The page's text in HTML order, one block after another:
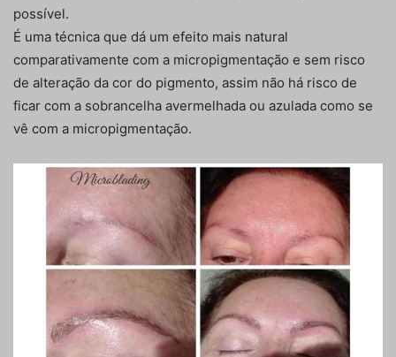
possível.
É uma técnica que dá um efeito mais natural
comparativamente com a micropigmentação e sem risco
de alteração da cor do pigmento, assim não há risco de
ficar com a sobrancelha avermelhada ou azulada como se
vê com a micropigmentação.